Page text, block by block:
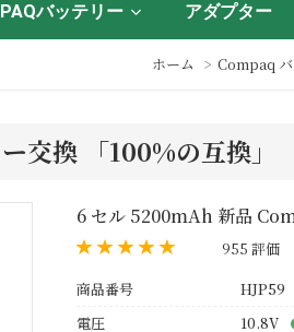
バッテリー アダプター
ホーム Compaq
換 「100%の互換」
6 セル 5200mAh 新品
955 評価
商品番号
HJP59
電圧
10.8V